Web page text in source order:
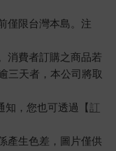
僅限台灣本島。注
消費者訂購之商品若
三天者，本公司將取
知，您也可透過【 訂
產生色差，圖片僅供